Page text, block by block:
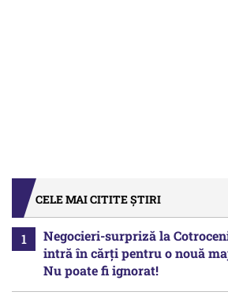
CELE MAI CITITE ȘTIRI
Negocieri-surpriză la
intră în cărți pentru o nouă
Nu poate fi ignorat!